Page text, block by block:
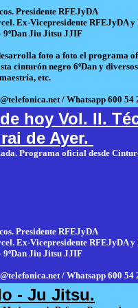
s. Presidente RFEJyDA
Ex-Vicepresidente RFEJyDA
Jiu Jitsu JJIF
foto a foto el programa
cinturón negro 6ºDan y
etc.
/ Whatsapp 600 54
hoy Vol. II.
de Ayer.
Programa oficial desde
Presidente RFEJyDA
Ex-Vicepresidente RFEJyDA
Jiu Jitsu JJIF
/ Whatsapp 600 54
- Ju Jitsu.